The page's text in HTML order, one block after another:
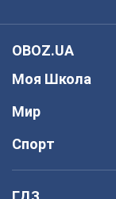
OBOZ.UA
Моя Школа
Мир
Спорт